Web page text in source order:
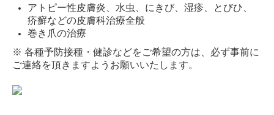
アトピー性皮膚炎、水虫、にきび、湿疹、とびひ、
疥癬などの皮膚科治療全般
巻き爪の治療
※ 各種予防接種・健診などをご希望の方は、必ず事前に
ご連絡を頂きますようお願いいたします。